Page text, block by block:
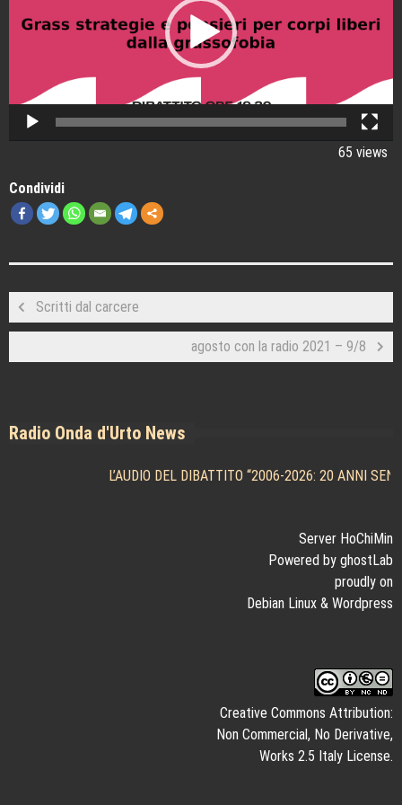
65 views
Condividi
Scritti dal carcere
agosto con la radio 2021 – 9/8
Radio Onda d'Urto News
L’AUDIO DEL DIBATTITO “2006-2026: 20 ANNI
Server HoChiMin
Powered by ghostLab
proudly on
Debian Linux & Wordpress
Creative Commons Attribution:
Non Commercial, No Derivative,
Works 2.5 Italy License.